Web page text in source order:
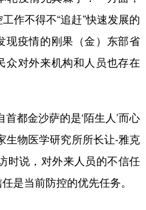
作不得不“追赶”快速发展的
现疫情的刚果（金）东部省
众对外来机构和人员也存在
都金沙萨的是‘陌生人’而心
生物医学研究所所长让-雅克
时说，对外来人员的不信任
是当前防控的优先任务。